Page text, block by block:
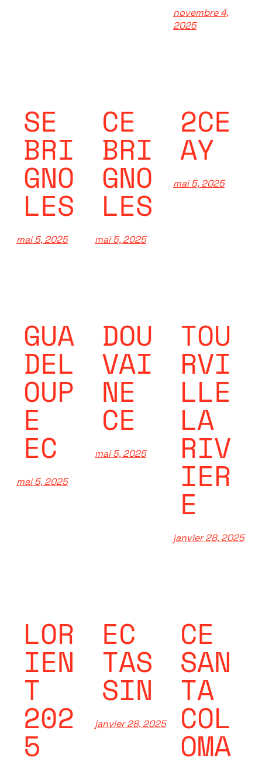
novembre 4,
2025
SE
BRI
GNO
LES
mai 5, 2025
CE
BRI
GNO
LES
mai 5, 2025
2CE
AY
mai 5, 2025
GUA
DEL
OUP
E
EC
mai 5, 2025
DOU
VAI
NE
CE
mai 5, 2025
TOU
RVI
LLE
LA
RIV
IER
E
janvier 28, 2025
LOR
IEN
T
202
5
EC
TAS
SIN
janvier 28, 2025
CE
SAN
TA
COL
OMA